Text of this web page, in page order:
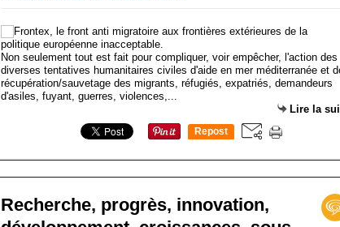
Non seulement tout est fait pour compliquer, voir empêcher, l'action des
diverses tentatives humanitaires civiles d'aide en mer méditerranée et
récupération/sauvetage des migrants, réfugiés, expatriés, demandeurs
d'asiles, fuyant, guerres, violences,...
Lire la
Repost
Recherche, progrès, innovation,